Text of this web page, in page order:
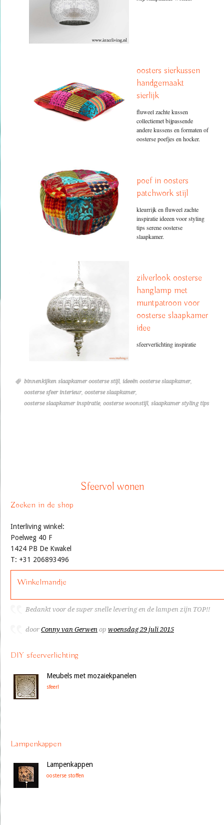
oosters sierkussen
handgemaakt
sierlijk
fluweel zachte kussen
collectiemet bijpassende
andere kussens en formaten of
oosterse poefjes en hocker.
poef in oosters
patchwork stijl
kleurrijk en fluweel zachte
inspiratie ideeen voor styling
tips serene oosterse
slaapkamer.
zilverlook oosterse
hanglamp met
muntpatroon voor
oosterse slaapkamer
idee
sfeerverlichting inspiratie
binnenkijken slaapkamer oosterse stijl, ideeën oosterse slaapkamer,
oosterse sfeer interieur, oosterse slaapkamer,
oosterse slaapkamer inspiratie, oosterse woonstijl, slaapkamer styling tips
Sfeervol wonen
Zoeken in de shop
Interliving winkel:
Poelweg 40 F
1424 PB De Kwakel
T: +31 206893496
Winkelmandje
Bedankt voor de super snelle levering en de lampen zijn TOP!!
door Conny van Gerwen op woensdag 29 juli 2015
DIY sfeerverlichting
Meubels met mozaiekpanelen
sfeer!
Lampenkappen
Lampenkappen
oosterse stoffen